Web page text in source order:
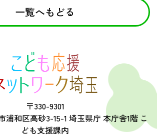
一覧へもどる
〒330-9301
浦和区高砂3-15-1 埼玉県庁 本庁舎1階 こ
ども支援課内